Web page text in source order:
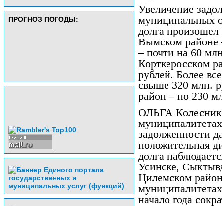
ПРОГНОЗ ПОГОДЫ:
Увеличение
муниципальных
долга
Вымском районе
– почти на 60
Корткеросском
рублей. Более
свыше 320 млн.
район – по 230
ОЛЬГА Колесник
задолженности
положительная
долга
Усинске,
Цилемском
начало года